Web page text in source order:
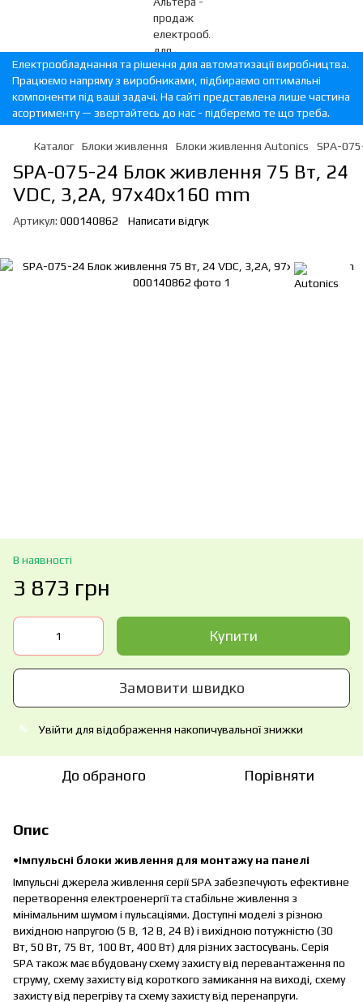
Електрообладнання та рішення для автоматизації виробництва.
Працюємо напряму з виробниками, підбираємо оптимальні
компоненти під ваші задачі. На сайті представлена лише частина
асортименту — звертайтесь до нас - підберемо те що треба.
Каталог Блоки живлення Блоки живлення Autonics SPA-
SPA-075-24 Блок живлення 75 Вт, 24
VDC, 3,2A, 97x40x160 mm
Артикул: 000140862 Написати відгук
В наявності
3 873 грн
Купити
Замовити швидко
% Увійти для відображення накопичувальної знижки
До обраного Порівняти
Опис
•Імпульсні блоки живлення для монтажу на панелі
Імпульсні джерела живлення серії SPA забезпечують ефективне
перетворення електроенергії та стабільне живлення з
мінімальним шумом і пульсаціями. Доступні моделі з різною
вихідною напругою (5 В, 12 В, 24 В) і вихідною потужністю (30
Вт, 50 Вт, 75 Вт, 100 Вт, 400 Вт) для різних застосувань. Серія
SPA також має вбудовану схему захисту від перевантаження по
струму, схему захисту від короткого замикання на виході, схему
захисту від перегріву та схему захисту від перенапруги.